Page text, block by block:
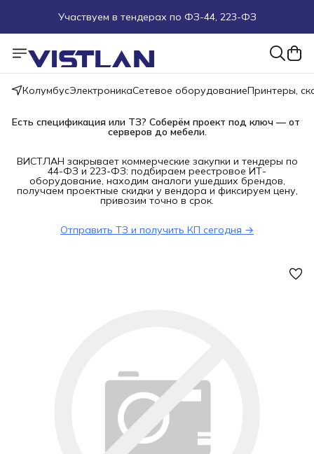
Участвуем в тендерах по ФЗ-44, 223-ФЗ
Поможем подобрать оборудование под ТЗ
Пуско-наладочные работы
Пришлите запрос на e-mail или в чат
КолумбусЭлектроникаСетевое оборудованиеПринтеры,
Есть спецификация или ТЗ? Соберём проект под ключ — от
серверов до мебели.
ВИСТЛАН закрывает коммерческие закупки и тендеры по
44-ФЗ и 223-ФЗ: подбираем реестровое ИТ-
оборудование, находим аналоги ушедших брендов,
получаем проектные скидки у вендора и фиксируем цену,
привозим точно в срок.
Отправить ТЗ и получить КП сегодня →